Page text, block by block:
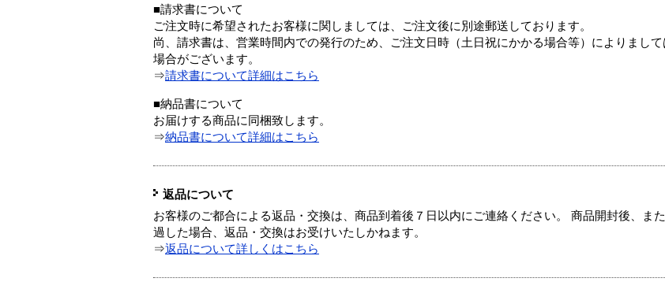
■請求書について
ご注文時に希望されたお客様に関しましては、ご注文後に別途郵送しております。
尚、請求書は、営業時間内での発行のため、ご注文日時（土日祝にかかる場合等）によりまし
場合がございます。
⇒請求書について詳細はこちら
■納品書について
お届けする商品に同梱致します。
⇒納品書について詳細はこちら
返品について
お客様のご都合による返品・交換は、商品到着後７日以内にご連絡ください。 商品開封後、ま
過した場合、返品・交換はお受けいたしかねます。
⇒返品について詳しくはこちら